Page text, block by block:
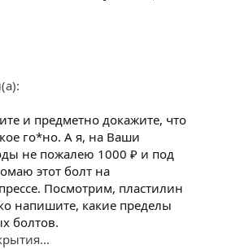
и предметно докажите, что
го*но. А я, на Ваши
не пожалею 1000 ₽ и под
этот болт на
Посмотрим, пластилин
напишите, какие пределы
болтов.